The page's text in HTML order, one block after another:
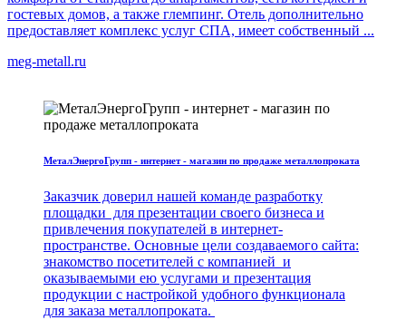
гостевых домов, а также глемпинг. Отель дополнительно
предоставляет комплекс услуг СПА, имеет собственный ...
meg-metall.ru
МеталЭнергоГрупп - интернет - магазин по продаже металлопроката
Заказчик доверил нашей команде разработку
площадки для презентации своего бизнеса и
привлечения покупателей в интернет-
пространстве. Основные цели создаваемого сайта:
знакомство посетителей с компанией и
оказываемыми ею услугами и презентация
продукции с настройкой удобного функционала
для заказа металлопроката.